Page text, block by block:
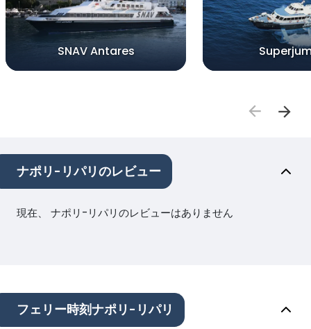
SNAV Antares
ナポリ-リパリのレビュー
現在、 ナポリ-リパリのレビューはありません
フェリー時刻ナポリ-リパリ